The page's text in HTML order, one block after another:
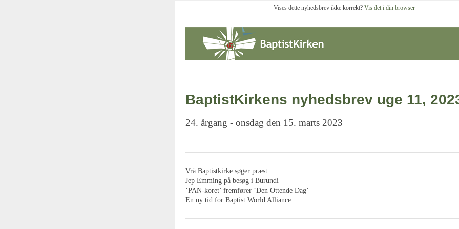
Vises dette nyhedsbrev ikke korrekt? Vis det i din browser
BaptistKirkens nyhedsbrev uge 11,
24. årgang - onsdag den 15. marts 2023
Vrå Baptistkirke søger præst
Jep Emming på besøg i Burundi
’PAN-koret’ fremfører ’Den Ottende Dag’
En ny tid for Baptist World Alliance